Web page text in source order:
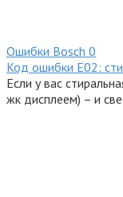
Ошибки Bosсh 0
Код ошибки E02:
Если у вас
жк дисплеем) – и